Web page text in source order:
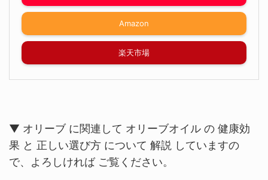
Amazon
楽天市場
▼ オリーブ に関連して オリーブオイル の 健康効
果 と 正しい選び方 について 解説 していますの
で、よろしければ ご覧ください。